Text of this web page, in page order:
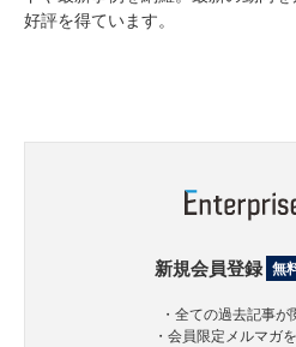
好評を得ています。
新規会員登録 無
・全ての過去記事
・会員限定メルマガ